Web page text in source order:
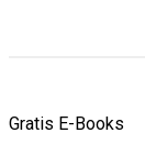
Gratis E-Books